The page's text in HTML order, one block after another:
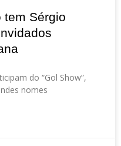
tem Sérgio
do “Gol Show”,
nomes